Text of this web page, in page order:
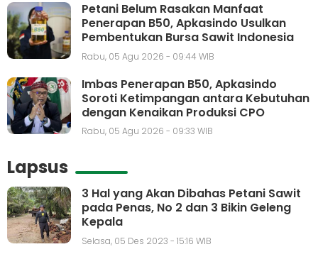
Petani Belum Rasakan Manfaat
Penerapan B50, Apkasindo Usulkan
Pembentukan Bursa Sawit Indonesia
Rabu, 05 Agu 2026 - 09:44 WIB
Imbas Penerapan B50, Apkasindo
Soroti Ketimpangan antara Kebutuhan
dengan Kenaikan Produksi CPO
Rabu, 05 Agu 2026 - 09:33 WIB
Lapsus
3 Hal yang Akan Dibahas Petani Sawit
pada Penas, No 2 dan 3 Bikin Geleng
Kepala
Selasa, 05 Des 2023 - 15:16 WIB